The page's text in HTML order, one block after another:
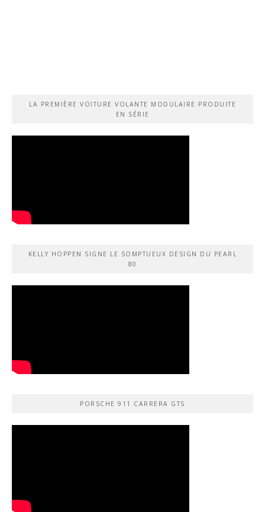
LA PREMIÈRE VOITURE VOLANTE MODULAIRE PRODUITE
EN SÉRIE
KELLY HOPPEN SIGNE LE SOMPTUEUX DESIGN DU PEARL
80
PORSCHE 911 CARRERA GTS